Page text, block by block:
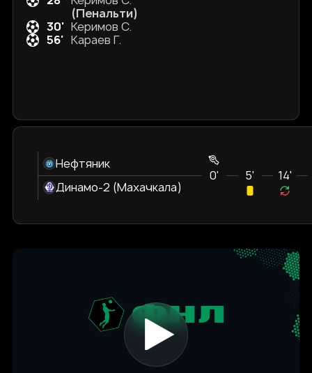
(Пенальти)
30' Керимов С.
56' Караев Г.
Нефтяник
Динамо-2 (Махачкала)
0' 5' 14'